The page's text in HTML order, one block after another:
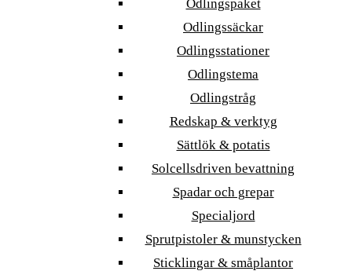
Odlingspaket
Odlingssäckar
Odlingsstationer
Odlingstema
Odlingstråg
Redskap & verktyg
Sättlök & potatis
Solcellsdriven bevattning
Spadar och grepar
Specialjord
Sprutpistoler & munstycken
Sticklingar & småplantor